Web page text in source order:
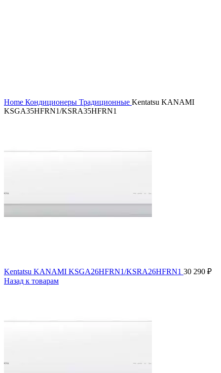
Home Кондиционеры Традиционные Kentatsu KANAMI
KSGA35HFRN1/KSRA35HFRN1
Kentatsu KANAMI KSGA26HFRN1/KSRA26HFRN1 30 290 ₽
Назад к товарам